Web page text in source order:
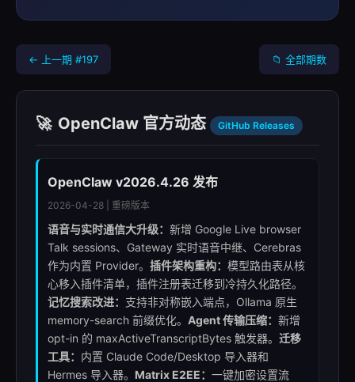
← 上一期 #197 📁 全部期数
🚀 OpenClaw 官方动态 GitHub Releases
OpenClaw v2026.4.26 发布
2026-04-28 | 重磅版本
语音与实时通信大升级： 新增 Google Live browser
Talk sessions、Gateway 实时语音中继、Cerebras
作为内置 Provider。 插件架构重构： 模型路由表从核
心移入插件清单，插件注册表迁移到冷持久化路径。
记忆搜索改进： 支持非对称嵌入端点，Ollama 原生
memory-search 前缀优化。 Agent 传输压缩： 新增
opt-in 的 maxActiveTranscriptBytes 触发器。 迁移
工具： 内置 Claude Code/Desktop 导入器和
Hermes 导入器。 Matrix E2EE： 一键加密设置流